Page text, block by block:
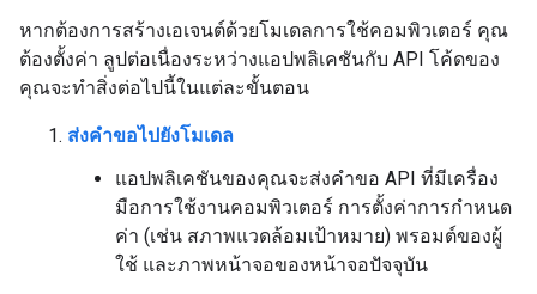
หากต้องการสร้างเอเจนต์ด้วยโมเดลการใช้คอมพิวเตอร์ คุณ
ต้องตั้งค่า ลูปต่อเนื่องระหว่างแอปพลิเคชันกับ API โค้ดของ
คุณจะทำสิ่งต่อไปนี้ในแต่ละขั้นตอน
ส่งคำขอไปยังโมเดล
แอปพลิเคชันของคุณจะส่งคำขอ API ที่มีเครื่อง
มือการใช้งานคอมพิวเตอร์ การตั้งค่าการกำหนด
ค่า (เช่น สภาพแวดล้อมเป้าหมาย) พรอมต์ของผู้
ใช้ และภาพหน้าจอของหน้าจอปัจจุบัน